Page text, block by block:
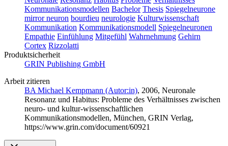
Kommunikationsmodellen Bachelor Thesis Spiegelneurone
mirror neuron bourdieu neurologie Kulturwissenschaft
Kommunikation Kommunikationsmodell Spiegelneuronen
Empathie Einfühlung Mitgefühl Wahrnehmung Gehirn
Cortex Rizzolatti
Produktsicherheit
GRIN Publishing GmbH
Arbeit zitieren
BA Michael Kempmann (Autor:in), 2006, Neuronale
Resonanz und Habitus: Probleme des Verhältnisses zwischen
neuro- und kultur-wissenschaftlichen
Kommunikationsmodellen, München, GRIN Verlag,
https://www.grin.com/document/60921